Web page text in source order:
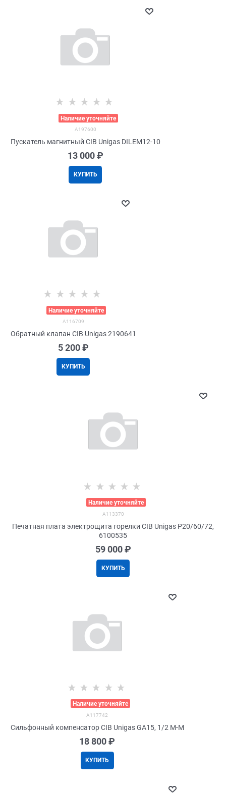
Наличие уточняйте
A197600
Пускатель магнитный CIB Unigas DILEM12-10
13 000 ₽
КУПИТЬ
Наличие уточняйте
A116709
Обратный клапан CIB Unigas 2190641
5 200 ₽
КУПИТЬ
Наличие уточняйте
A113370
Печатная плата электрощита горелки CIB Unigas Р20/60/72,
6100535
59 000 ₽
КУПИТЬ
Наличие уточняйте
A117742
Сильфонный компенсатор CIB Unigas GA15, 1/2 M-M
18 800 ₽
КУПИТЬ